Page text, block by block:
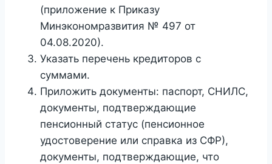
(приложение к Приказу
Минэкономразвития № 497 от
04.08.2020).
Указать перечень кредиторов с
суммами.
Приложить документы: паспорт, СНИЛС,
документы, подтверждающие
пенсионный статус (пенсионное
удостоверение или справка из СФР),
документы, подтверждающие, что